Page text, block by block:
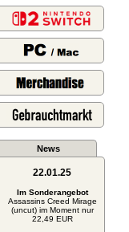
News
22.01.25
Im Sonderangebot
Assassins Creed Mirage
(uncut) im Moment nur
22,49 EUR